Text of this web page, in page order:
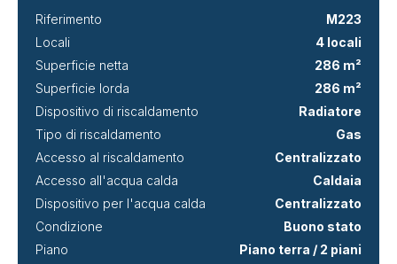
Riferimento
M223
Locali
4 locali
Superficie netta
286 m²
Superficie lorda
286 m²
Dispositivo di riscaldamento
Radiatore
Tipo di riscaldamento
Gas
Accesso al riscaldamento
Centralizzato
Accesso all'acqua calda
Caldaia
Dispositivo per l'acqua calda
Centralizzato
Condizione
Buono stato
Piano
Piano terra / 2 piani